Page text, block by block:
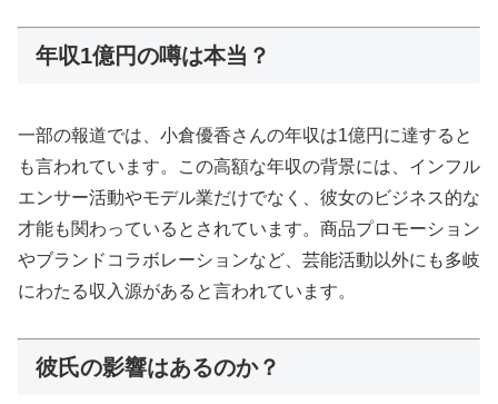
年収1億円の噂は本当？
一部の報道では、小倉優香さんの年収は1億円に達すると
も言われています。この高額な年収の背景には、インフル
エンサー活動やモデル業だけでなく、彼女のビジネス的な
才能も関わっているとされています。商品プロモーション
やブランドコラボレーションなど、芸能活動以外にも多岐
にわたる収入源があると言われています。
彼氏の影響はあるのか？